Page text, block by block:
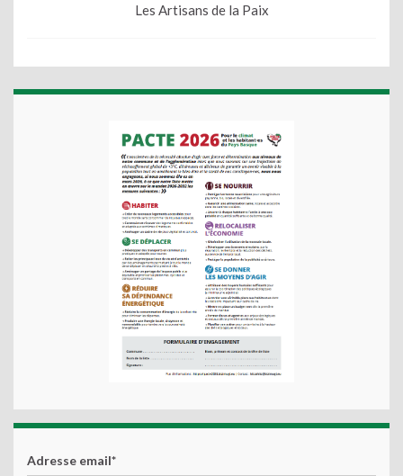
Les Artisans de la Paix
Adresse email*